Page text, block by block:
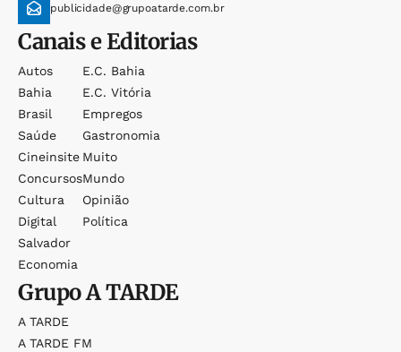
publicidade@grupoatarde.com.br
Canais e Editorias
Autos
Bahia
Brasil
Saúde
Cineinsite
Concursos
Cultura
Digital
Salvador
Economia
E.c. Bahia
E.c. Vitória
Empregos
Gastronomia
Muito
Mundo
Opinião
Política
GrupoA TARDE
A TARDE
A TARDE FM